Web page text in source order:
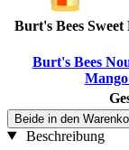
Burt's Bees
Burt's Bees
Beide in den
Beschreibung